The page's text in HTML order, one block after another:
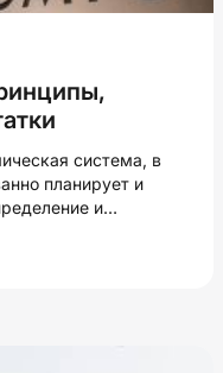
система, в
планирует и
и